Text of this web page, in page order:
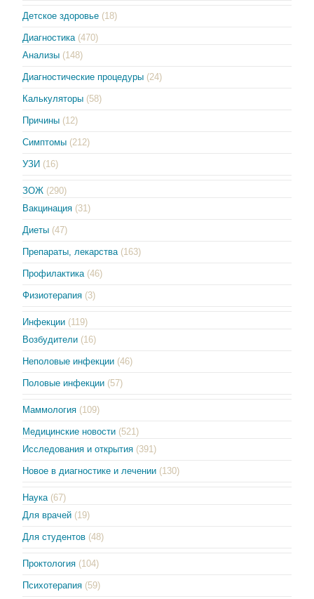
Детское здоровье (18)
Диагностика (470)
Анализы (148)
Диагностические процедуры (24)
Калькуляторы (58)
Причины (12)
Симптомы (212)
УЗИ (16)
ЗОЖ (290)
Вакцинация (31)
Диеты (47)
Препараты, лекарства (163)
Профилактика (46)
Физиотерапия (3)
Инфекции (119)
Возбудители (16)
Неполовые инфекции (46)
Половые инфекции (57)
Маммология (109)
Медицинские новости (521)
Исследования и открытия (391)
Новое в диагностике и лечении (130)
Наука (67)
Для врачей (19)
Для студентов (48)
Проктология (104)
Психотерапия (59)